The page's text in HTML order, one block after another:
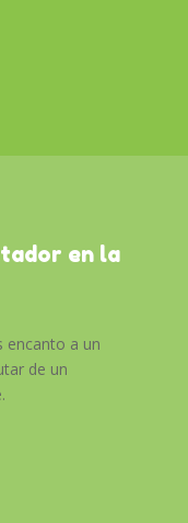
en la
encanto a un
de un